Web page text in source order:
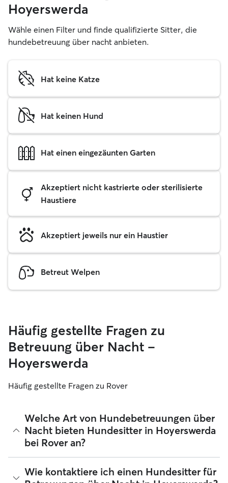
Hoyerswerda
Wähle einen Filter und finde qualifizierte Sitter, die
hundebetreuung über nacht anbieten.
Hat keine Katze
Hat keinen Hund
Hat einen eingezäunten Garten
Akzeptiert nicht kastrierte oder sterilisierte
Haustiere
Akzeptiert jeweils nur ein Haustier
Betreut Welpen
Häufig gestellte Fragen zu
Betreuung über Nacht –
Hoyerswerda
Häufig gestellte Fragen zu Rover
Welche Art von Hundebetreuungen über
Nacht bieten Hundesitter in Hoyerswerda
bei Rover an?
Mit Rover findest du ganz leicht Hundesitter für
Betreuungen über Nacht in Hoyerswerda, die sich in ihrem
Wie kontaktiere ich einen Hundesitter für